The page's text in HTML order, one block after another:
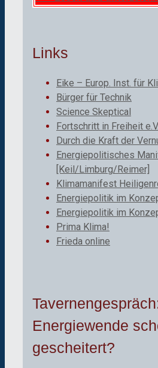
Links
Eike – Europ. Inst. für
Bürger für Technik
Science Skeptical
Fortschritt in Freiheit e.V.
Durch die Kraft der
Energiepolitisches
[Keil/Limburg/Reimer]
Klimamanifest
Energiepolitik im
Energiepolitik im
Prima Klima!
Frieda online
Energiewende
gescheitert?